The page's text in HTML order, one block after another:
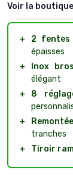
Voir la
＋ 2 fentes
épaisses
＋
Inox
élégant
＋
8
＋
tranches
＋
Tiroir